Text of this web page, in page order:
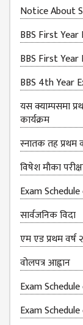
Notice About
BBS First
BBS First
BBS 4th Year
यस क्याम्पसमा
कार्यक्रम
स्नातक तह प्रथम
विषेश माैका
Exam
सार्वजनिक विदा
एम एड प्रथम वर्ष
वोलपत्र आह्वान
Exam
Exam